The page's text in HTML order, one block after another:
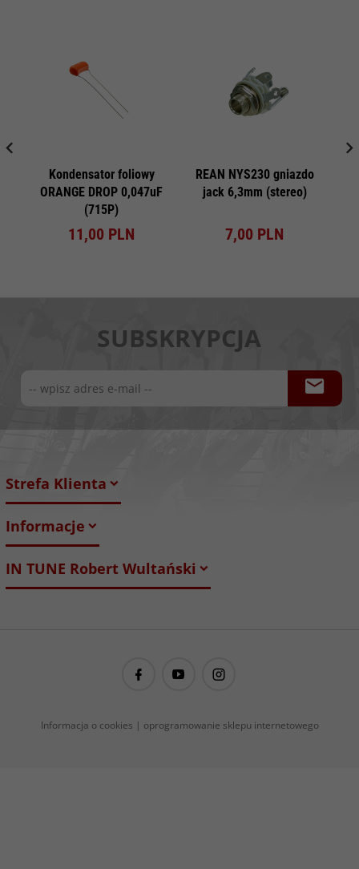
Kondensator foliowy
ORANGE DROP 0,047uF
(715P)
11,00 PLN
REAN NYS230 gniazdo
jack 6,3mm (stereo)
7,00 PLN
SUBSKRYPCJA
Strefa Klienta
Informacje
IN TUNE Robert Wultański
guitarproject@guitarproject.pl
Informacja o cookies | oprogramowanie sklepu internetowego